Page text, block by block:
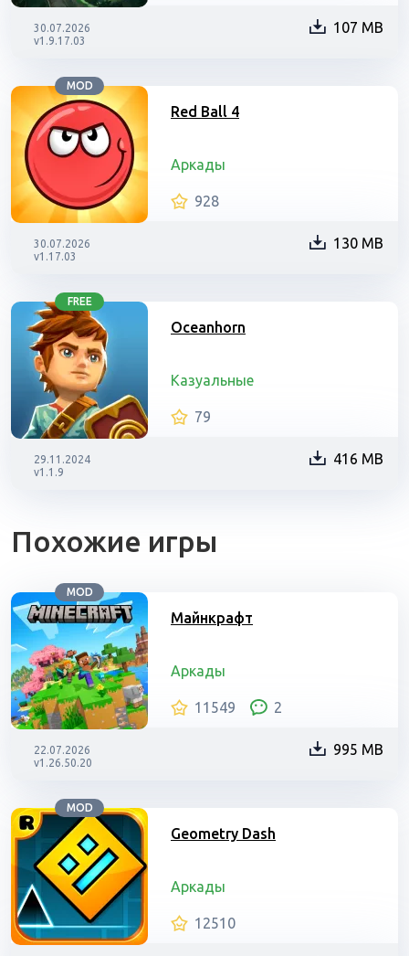
30.07.2026
v1.9.17.03
107 MB
MOD
Red Ball 4
Аркады
928
30.07.2026
v1.17.03
130 MB
FREE
Oceanhorn
Казуальные
79
29.11.2024
v1.1.9
416 MB
Похожие игры
MOD
Майнкрафт
Аркады
11549 2
22.07.2026
v1.26.50.20
995 MB
MOD
Geometry Dash
Аркады
12510